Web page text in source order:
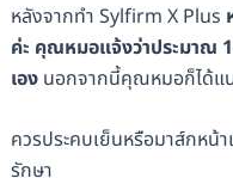
หลังจากทำ Sylfirm X Plus
ค่ะ คุณหมอแจ้งว่าประมาณ
เองนอกจากนี้คุณหมอก็ได้แน
ควรประคบเย็นหรือมาส์กหน้า
รักษา